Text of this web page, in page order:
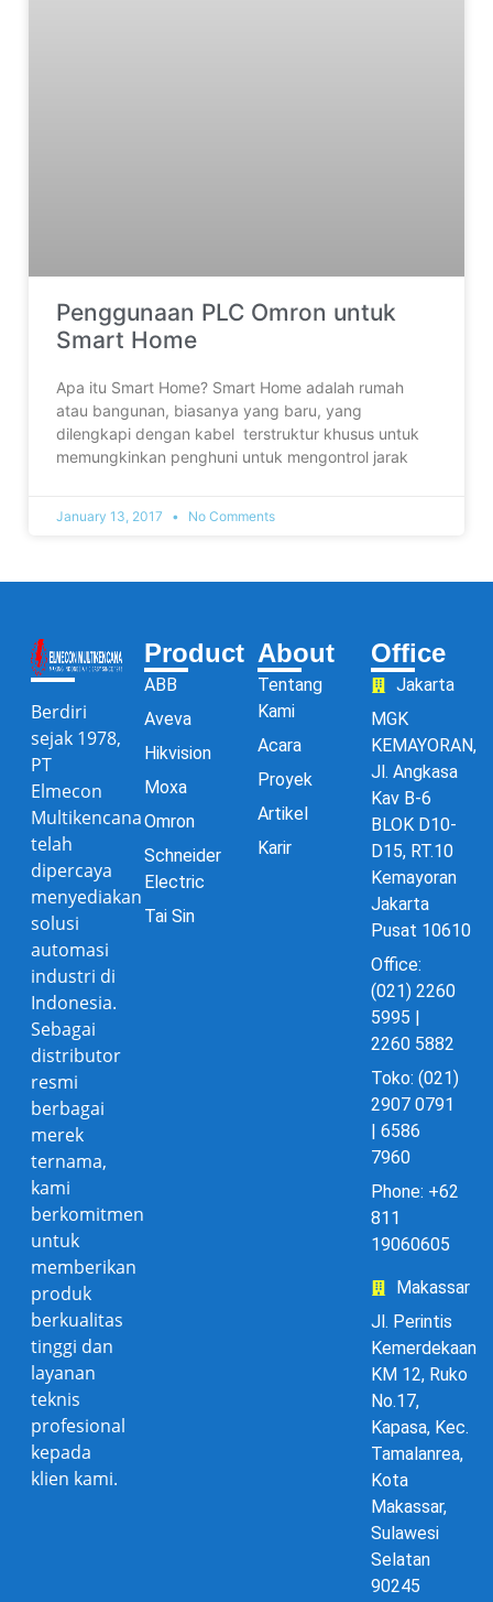
Penggunaan PLC Omron untuk
Smart Home
Apa itu Smart Home? Smart Home adalah rumah
atau bangunan, biasanya yang baru, yang
dilengkapi dengan kabel terstruktur khusus untuk
memungkinkan penghuni untuk mengontrol jarak
January 13, 2017 No Comments
Berdiri
sejak 1978,
PT
Elmecon
Multikencana
telah
dipercaya
menyediakan
solusi
automasi
industri di
Indonesia.
Sebagai
distributor
resmi
berbagai
merek
ternama,
kami
berkomitmen
untuk
memberikan
produk
berkualitas
tinggi dan
layanan
teknis
profesional
kepada
klien kami.
Product
ABB
Aveva
Hikvision
Moxa
Omron
Schneider
Electric
Tai Sin
About
Tentang
Kami
Acara
Proyek
Artikel
Karir
Office
Jakarta
MGK
KEMAYORAN,
Jl. Angkasa
Kav B-6
BLOK D10-
D15, RT.10
Kemayoran
Jakarta
Pusat 10610
Office:
(021) 2260
5995 |
2260 5882
Toko: (021)
2907 0791
| 6586
7960
Phone: +62
811
19060605
Makassar
Jl. Perintis
Kemerdekaan
KM 12, Ruko
No.17,
Kapasa, Kec.
Tamalanrea,
Kota
Makassar,
Sulawesi
Selatan
90245